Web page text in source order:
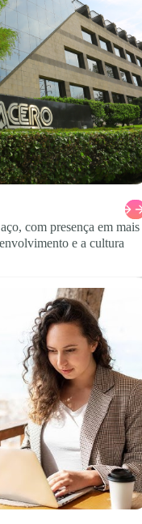
com presença em mais
e a cultura